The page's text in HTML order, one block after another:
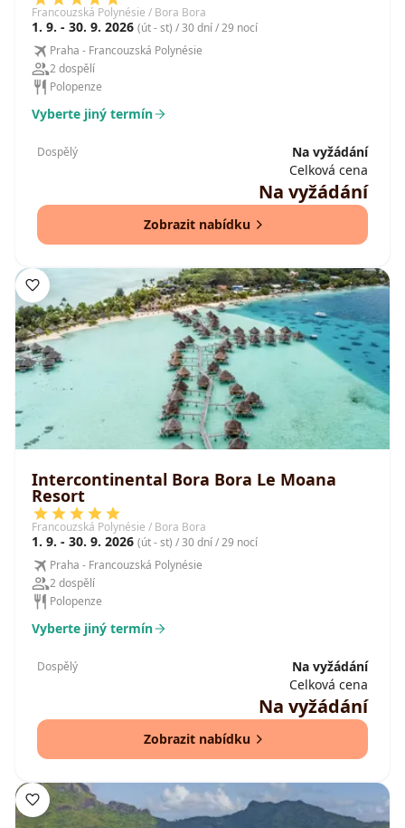
Francouzská Polynésie / Bora Bora
1. 9. - 30. 9. 2026 (út - st) / 30 dní / 29 nocí
Praha - Francouzská Polynésie
2 dospělí
Polopenze
Vyberte jiný termín
Dospělý
Na vyžádání
Celková cena
Na vyžádání
Zobrazit nabídku
Intercontinental Bora Bora Le Moana
Resort
Francouzská Polynésie / Bora Bora
1. 9. - 30. 9. 2026 (út - st) / 30 dní / 29 nocí
Praha - Francouzská Polynésie
2 dospělí
Polopenze
Vyberte jiný termín
Dospělý
Na vyžádání
Celková cena
Na vyžádání
Zobrazit nabídku